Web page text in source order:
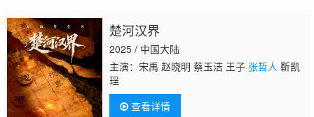
楚河汉界
2025 / 中国大陆
主演：宋禹 赵晓明 蔡玉洁 王子 张哲人 靳凯
珵
查看详情